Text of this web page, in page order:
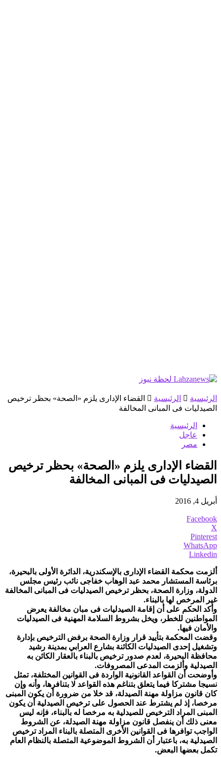
الرئيسية الرئيسية
القضاء الإدارى يلزم «الصحة» بحظر ترخيص
الصيدليات فى المبانى المخالفة
الرئيسية
عاجل
مصر
القضاء الإدارى يلزم «الصحة» بحظر ترخيص
الصيدليات فى المبانى المخالفة
أبريل 4, 2016
Facebook
X
Pinterest
WhatsApp
Linkedin
ألزمت محكمة القضاء الإدارى بالإسكندرية، الدائرة الأولى بالبحيرة،
برئاسة المستشار محمد عبد الوهاب خفاجى نائب رئيس مجلس
الدولة، وزارة الصحة، بحظر ترخيص الصيدليات فى المبانى المخالفة
غير المرخص لها بالبناء.
وأكد الحكم على أن إقامة الصيدليات فى مبان مخالفة يعرض
المواطنين للخطر، ويخل بشروط السلامة المهنية فى الصيدليات
والأمان فيها.
وقضت المحكمة بتأييد قرار وزارة الصحة برفض الترخيص بإدارة
وتشغيل إحدى الصيدليات الكائنة بشارع العرابي بمدينة رشيد
محافظة البحيرة، لعدم صدور ترخيص بالبناء بالعقار الكائن به
الصيدلية وألزمت المدعى المصروفات.
وأوضحت أن القواعد القانونية الواردة فى القوانين المختلفة، تمثل
نسيجا مشتركا فيما يتعلق بتناغم هذه القواعد لا بتنافرها، وأنه وإن
كان قانون مزاولة مهنة الصيدلة، قد خلا من ضرورة أن يكون المبنى
مرخصا، إذ لم يشترط عند الحصول على ترخيص الصيدلية أن يكون
المبنى المراد الترخيص للصيدلية به مرخصا له بالبناء، فإنه ليس
معنى ذلك أن ينفصل قانون مزاولة مهنة الصيدلة، عن الشروط
الواجب توافرها فى القوانين الأخرى المتصلة بالبناء المراد ترخيص
الصيدلية به، باعتبار أن الشروط الموضوعية المتصلة بالنظام العام
تكمل بعضها البعض.